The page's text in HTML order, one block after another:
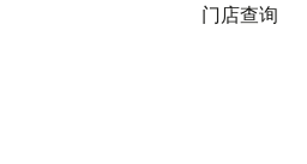
门店查询